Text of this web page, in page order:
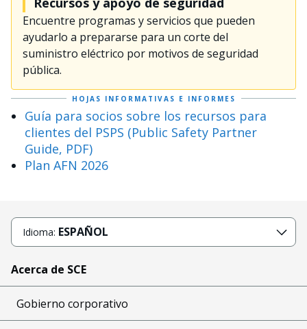
Encuentre programas y servicios que pueden
ayudarlo a prepararse para un corte del
suministro eléctrico por motivos de seguridad
pública.
HOJAS INFORMATIVAS E INFORMES
Guía para socios sobre los recursos para
clientes del PSPS (Public Safety Partner
Guide, PDF)
Plan AFN 2026
Idioma: ESPAÑOL
Acerca de SCE
Gobierno corporativo